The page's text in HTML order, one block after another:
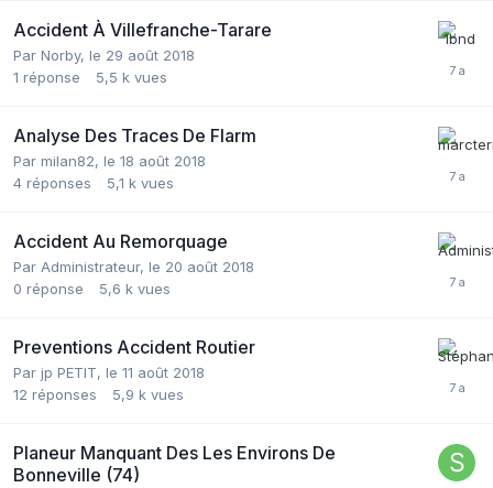
Accident À Villefranche-Tarare
Par Norby, le 29 août 2018
1 réponse 5,5 k vues
Analyse Des Traces De Flarm
Par milan82, le 18 août 2018
4 réponses 5,1 k vues
Accident Au Remorquage
Par Administrateur, le 20 août 2018
0 réponse 5,6 k vues
Preventions Accident Routier
Par jp PETIT, le 11 août 2018
12 réponses 5,9 k vues
Planeur Manquant Des Les Environs De
Bonneville (74)